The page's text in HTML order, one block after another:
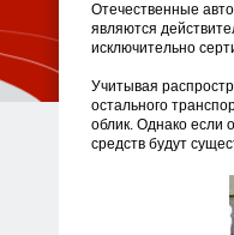
Отечественные
являются
исключительно
Учитывая
остального
облик. Однако если
средств будут